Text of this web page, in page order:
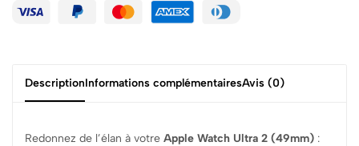
DescriptionInformations complémentairesAvis (0)
Redonnez de l’élan à votre Apple Watch Ultra 2 (49mm) :